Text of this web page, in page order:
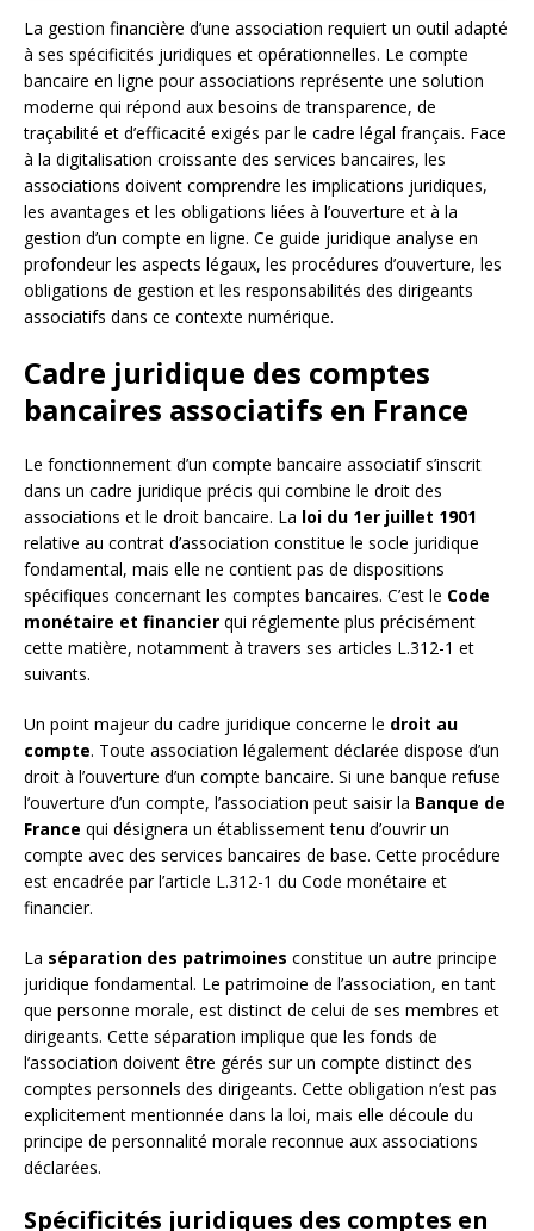
La gestion financière d’une association requiert un outil adapté
à ses spécificités juridiques et opérationnelles. Le compte
bancaire en ligne pour associations représente une solution
moderne qui répond aux besoins de transparence, de
traçabilité et d’efficacité exigés par le cadre légal français. Face
à la digitalisation croissante des services bancaires, les
associations doivent comprendre les implications juridiques,
les avantages et les obligations liées à l’ouverture et à la
gestion d’un compte en ligne. Ce guide juridique analyse en
profondeur les aspects légaux, les procédures d’ouverture, les
obligations de gestion et les responsabilités des dirigeants
associatifs dans ce contexte numérique.
Cadre juridique des comptes
bancaires associatifs en France
Le fonctionnement d’un compte bancaire associatif s’inscrit
dans un cadre juridique précis qui combine le droit des
associations et le droit bancaire. La loi du 1er juillet 1901
relative au contrat d’association constitue le socle juridique
fondamental, mais elle ne contient pas de dispositions
spécifiques concernant les comptes bancaires. C’est le Code
monétaire et financier qui réglemente plus précisément
cette matière, notamment à travers ses articles L.312-1 et
suivants.
Un point majeur du cadre juridique concerne le droit au
compte. Toute association légalement déclarée dispose d’un
droit à l’ouverture d’un compte bancaire. Si une banque refuse
l’ouverture d’un compte, l’association peut saisir la Banque de
France qui désignera un établissement tenu d’ouvrir un
compte avec des services bancaires de base. Cette procédure
est encadrée par l’article L.312-1 du Code monétaire et
financier.
La séparation des patrimoines constitue un autre principe
juridique fondamental. Le patrimoine de l’association, en tant
que personne morale, est distinct de celui de ses membres et
dirigeants. Cette séparation implique que les fonds de
l’association doivent être gérés sur un compte distinct des
comptes personnels des dirigeants. Cette obligation n’est pas
explicitement mentionnée dans la loi, mais elle découle du
principe de personnalité morale reconnue aux associations
déclarées.
Spécificités juridiques des comptes en